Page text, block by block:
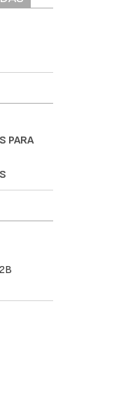
PARA